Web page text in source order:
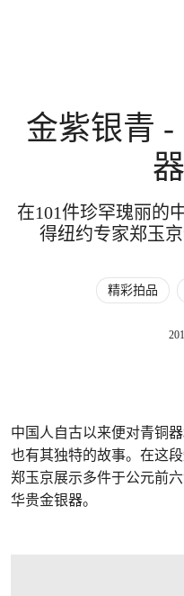
金紫银青 -
在101件珍罕瑰丽的
得纽约专家郑玉
精彩拍品
中国人自古以来便对青铜
也有其独特的故事。在这
郑玉京展示多件于公元前
华贵金银器。